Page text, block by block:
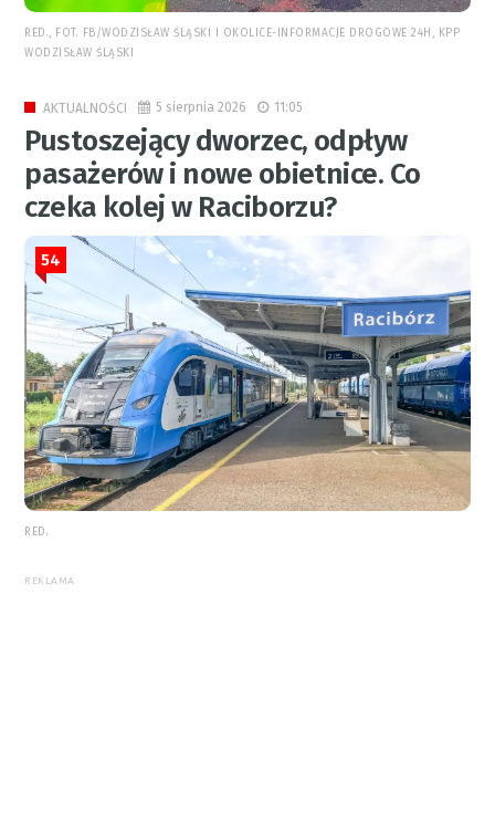
RED., FOT. FB/WODZISŁAW ŚLĄSKI I OKOLICE-INFORMACJE DROGOWE 24H, KPP
WODZISŁAW ŚLĄSKI
AKTUALNOŚCI 5 sierpnia 2026 11:05
Pustoszejący dworzec, odpływ
pasażerów i nowe obietnice. Co
czeka kolej w Raciborzu?
54
RED.
REKLAMA